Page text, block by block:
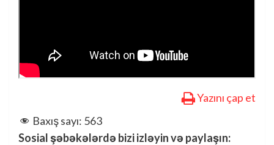
Yazını çap et
Baxış sayı: 563
Sosial şəbəkələrdə bizi izləyin və paylaşın: